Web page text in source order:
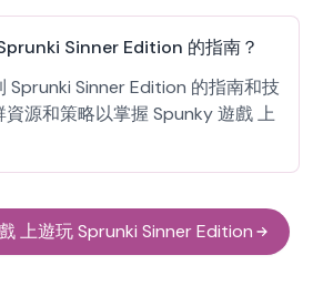
Sinner Edition 的指南？
Sprunki Sinner Edition 的指南和技
源和策略以掌握 Spunky 遊戲 上
上遊玩 Sprunki Sinner Edition